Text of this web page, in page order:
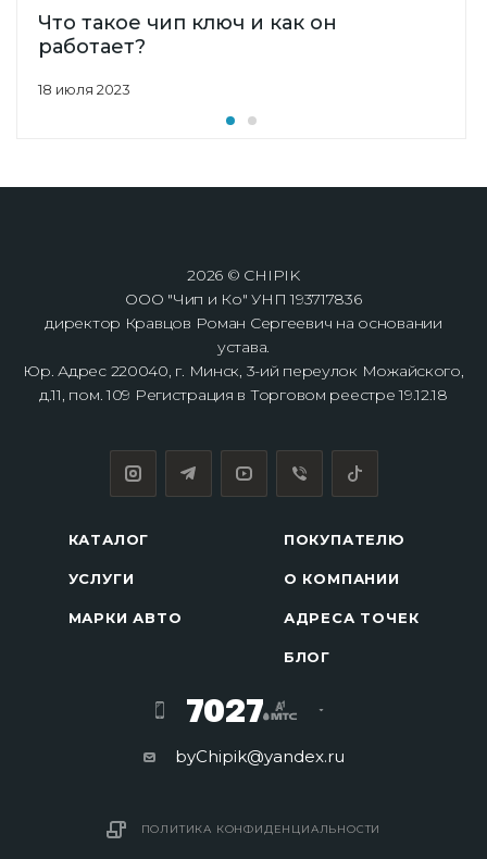
18 июля 2023
Что такое чип ключ и как он
работает?
2026 © CHIPIK
ООО "Чип и Ко" УНП 193717836
директор Кравцов Роман Сергеевич на основании
устава.
Юр. Адрес 220040, г. Минск, 3-ий переулок Можайского,
д.11, пом. 109 Регистрация в Торговом реестре 19.12.18
КАТАЛОГ
УСЛУГИ
МАРКИ АВТО
ПОКУПАТЕЛЮ
О КОМПАНИИ
АДРЕСА ТОЧЕК
БЛОГ
7027
byChipik@yandex.ru
ПОЛИТИКА КОНФИДЕНЦИАЛЬНОСТИ